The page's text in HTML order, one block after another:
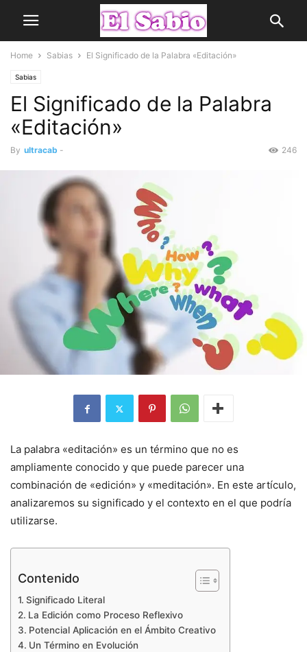
Home Sabias El Significado de la Palabra «Editación»
Sabias
El Significado de la Palabra
«Editación»
By ultracab - 246
La palabra «editación» es un término que no es
ampliamente conocido y que puede parecer una
combinación de «edición» y «meditación». En este artículo,
analizaremos su significado y el contexto en el que podría
utilizarse.
Contenido
Significado Literal
La Edición como Proceso Reflexivo
Potencial Aplicación en el Ámbito Creativo
Un Término en Evolución